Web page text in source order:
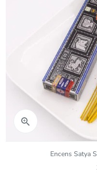
 Aperçu rapide
Encens Satya